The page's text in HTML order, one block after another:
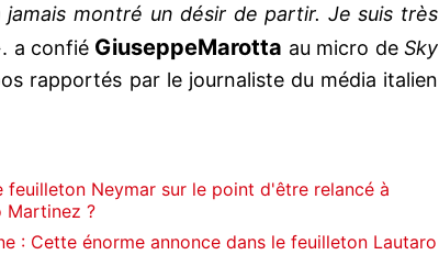
montré un désir de partir. Je suis très
. a confié GiuseppeMarotta au micro deSky
rapportés par le journaliste du média italien
feuilleton Neymar sur le point d'être relancé à
Martinez ?
: Cette énorme annonce dans le feuilleton Lautaro